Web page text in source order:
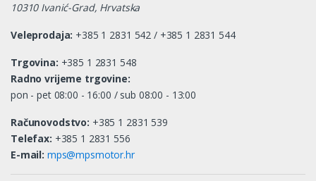
10310 Ivanić-Grad, Hrvatska
Veleprodaja: +385 1 2831 542 / +385 1 2831 544
Trgovina: +385 1 2831 548
Radno vrijeme trgovine:
pon - pet 08:00 - 16:00 / sub 08:00 - 13:00
Računovodstvo: +385 1 2831 539
Telefax: +385 1 2831 556
E-mail: mps@mpsmotor.hr